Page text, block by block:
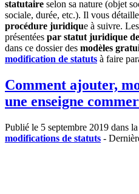
statutaire selon sa nature (objet
sociale, durée, etc.). Il vous
procédure juridique à suivre.
présentées par statut juridique de
dans ce dossier des modèles
modification de statuts à faire
Comment ajouter,
une enseigne
Publié le 5 septembre 2019 dans
modifications de statuts -